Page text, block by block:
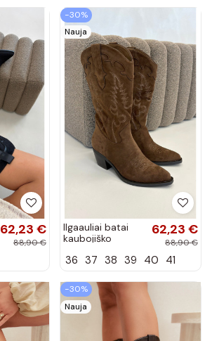
62,23 €
88,90 €
−30%
Nauja
Ilgaauliai batai
kaubojiško
kulniukais iš
rudos spalvos...
62,23 €
88,90 €
36 37 38 39 40 41
−30%
Nauja